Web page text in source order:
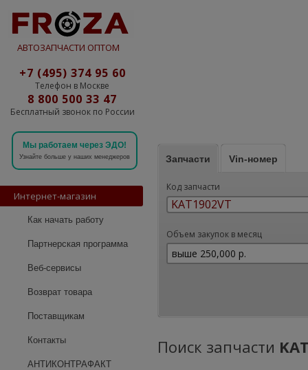
АВТОЗАПЧАСТИ ОПТОМ
+7 (495) 374 95 60
Телефон в Москве
8 800 500 33 47
Бесплатный звонок по России
Мы работаем через ЭДО!
Узнайте больше у наших менеджеров
Интернет-магазин
Как начать работу
Партнерская программа
Веб-сервисы
Возврат товара
Поставщикам
Контакты
АНТИКОНТРАФАКТ
Запчасти Vin-номер
Код запчасти
Объем закупок в месяц
Поиск запчасти